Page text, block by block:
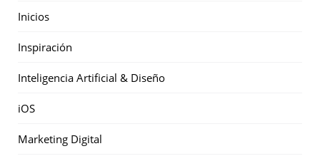
Inicios
Inspiración
Inteligencia Artificial & Diseño
iOS
Marketing Digital